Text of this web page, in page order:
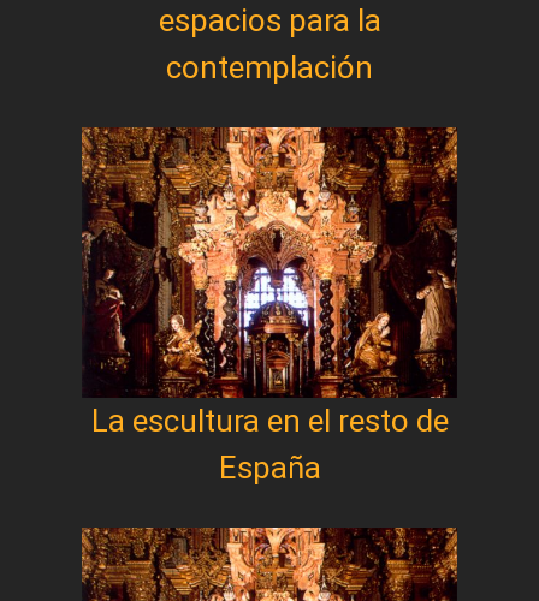
espacios para la
contemplación
La escultura en el resto de
España